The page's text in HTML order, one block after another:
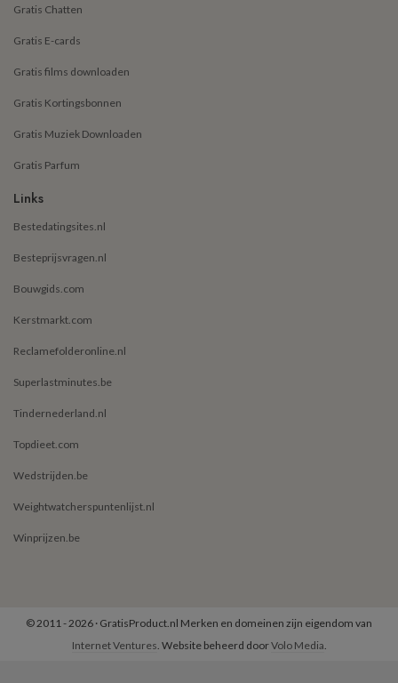
Gratis Chatten
Gratis E-cards
Gratis films downloaden
Gratis Kortingsbonnen
Gratis Muziek Downloaden
Gratis Parfum
Links
Bestedatingsites.nl
Besteprijsvragen.nl
Bouwgids.com
Kerstmarkt.com
Reclamefolderonline.nl
Superlastminutes.be
Tindernederland.nl
Topdieet.com
Wedstrijden.be
Weightwatcherspuntenlijst.nl
Winprijzen.be
© 2011 - 2026 · GratisProduct.nl Merken en domeinen zijn eigendom van
Internet Ventures. Website beheerd doorVolo Media.